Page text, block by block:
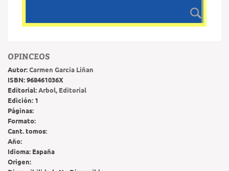
OPINCEOS
Autor:Carmen Garcia Liñan
ISBN:968461036X
Editorial:Arbol, Editorial
Edición: 1
Páginas:
Formato:
Cant. tomos:
Año:
Idioma: España
Origen: